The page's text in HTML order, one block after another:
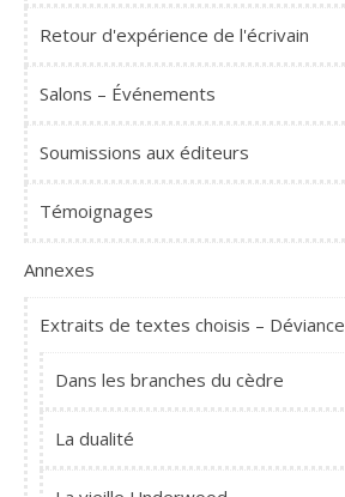
Retour d'expérience de l'écrivain
Salons – Événements
Soumissions aux éditeurs
Témoignages
Annexes
Extraits de textes choisis – Déviance
Dans les branches du cèdre
La dualité